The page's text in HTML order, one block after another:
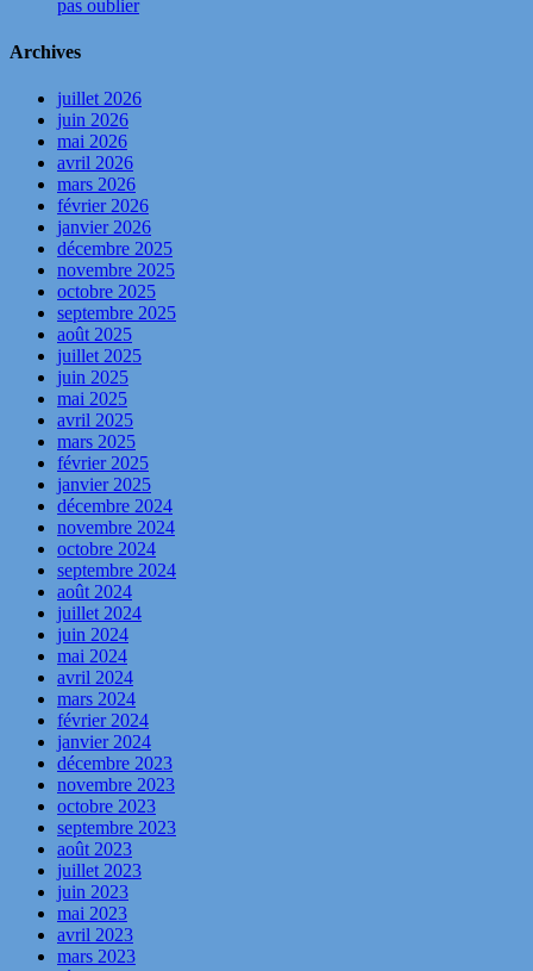
pas oublier
Archives
juillet 2026
juin 2026
mai 2026
avril 2026
mars 2026
février 2026
janvier 2026
décembre 2025
novembre 2025
octobre 2025
septembre 2025
août 2025
juillet 2025
juin 2025
mai 2025
avril 2025
mars 2025
février 2025
janvier 2025
décembre 2024
novembre 2024
octobre 2024
septembre 2024
août 2024
juillet 2024
juin 2024
mai 2024
avril 2024
mars 2024
février 2024
janvier 2024
décembre 2023
novembre 2023
octobre 2023
septembre 2023
août 2023
juillet 2023
juin 2023
mai 2023
avril 2023
mars 2023